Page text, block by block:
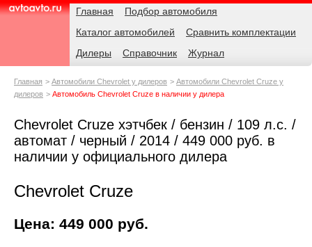
AvtoAvto.ru
Навигация Главная
Подбор автомобиля
Каталог автомобилей
Сравнить комплектации
Дилеры
Справочник Журнал
Родительские
Главная Автомобили Chevrolet у дилеров
Автомобили Chevrolet Cruze у
дилеров
Автомобиль Chevrolet Cruze в наличии у дилера
Chevrolet Cruze хэтчбек / бензин / 109 л.с. /
автомат / черный / 2014 / 449 000 руб. в
наличии у официального дилера
Chevrolet Cruze
Цена: 449 000 руб.